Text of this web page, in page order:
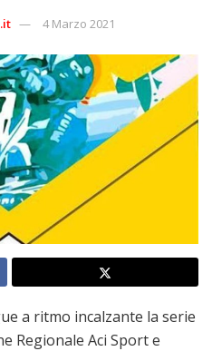
4 Marzo 2021
a ritmo incalzante la serie
Regionale Aci Sport e